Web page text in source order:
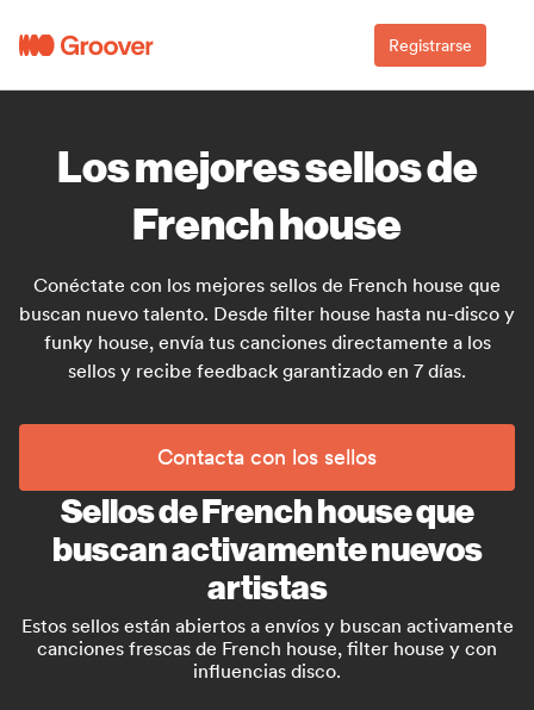
Registrarse
Los mejores sellos de
French house
Conéctate con los mejores sellos de French house que
buscan nuevo talento. Desde filter house hasta nu-disco y
funky house, envía tus canciones directamente a los
sellos y recibe feedback garantizado en 7 días.
Contacta con los sellos
Sellos de French house que
buscan activamente nuevos
artistas
Estos sellos están abiertos a envíos y buscan activamente
canciones frescas de French house, filter house y con
influencias disco.